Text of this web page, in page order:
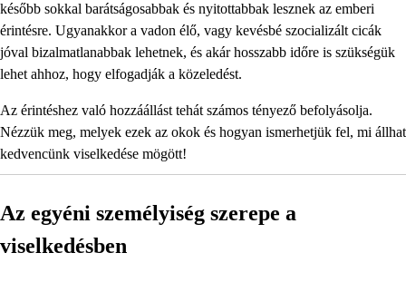
később sokkal barátságosabbak és nyitottabbak lesznek az emberi
érintésre. Ugyanakkor a vadon élő, vagy kevésbé szocializált cicák
jóval bizalmatlanabbak lehetnek, és akár hosszabb időre is szükségük
lehet ahhoz, hogy elfogadják a közeledést.
Az érintéshez való hozzáállást tehát számos tényező befolyásolja.
Nézzük meg, melyek ezek az okok és hogyan ismerhetjük fel, mi állhat
kedvencünk viselkedése mögött!
Az egyéni személyiség szerepe a
viselkedésben